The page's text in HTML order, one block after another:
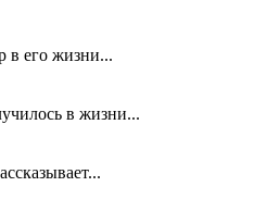
в его жизни...
в жизни...